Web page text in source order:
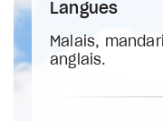
Langues
Malais,
anglais.